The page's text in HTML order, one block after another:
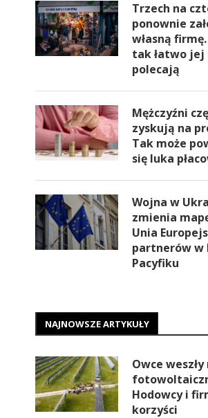
Trzech na
ponownie
własną
tak łatwo jej
polecają
Mężczyźni
zyskują na
Tak może
się luka
Wojna w
zmienia
Unia
partnerów w
Pacyfiku
NAJNOWSZE ARTYKUŁY
Owce
Hodowcy i
korzyści